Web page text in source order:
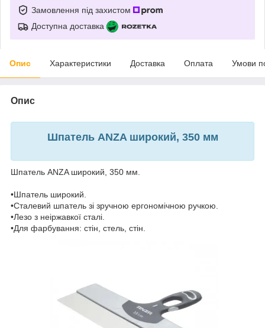
Замовлення під захистом
Доступна доставка
Опис Характеристики Доставка Оплата Умови
Опис
Шпатель ANZA широкий, 350 мм
Шпатель ANZA широкий, 350 мм.
•Шпатель широкий.
•Сталевий шпатель зі зручною ергономічною ручкою.
•Лезо з неіржавкої сталі.
•Для фарбування: стін, стель, стін.